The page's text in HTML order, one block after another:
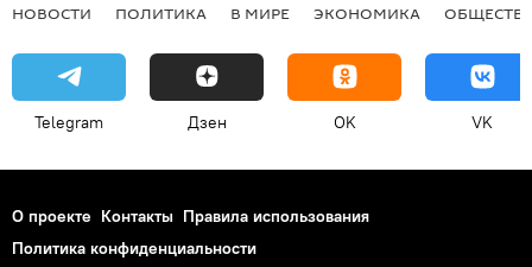
НОВОСТИ ПОЛИТИКА В МИРЕ ЭКОНОМИКА
Telegram Дзен OK VK
О проекте Контакты Правила использования
Политика конфиденциальности